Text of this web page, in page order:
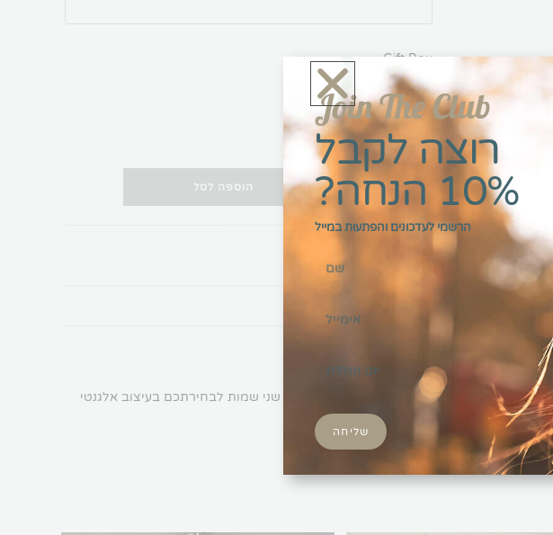
Gift Box
-
+ הוספה לסל
ומרגש, המסמל אהבה וקשר אינסופי בין שני אנשים. כוללת שני שמות לבחירתכם בעיצוב אלגנטי
יקר ללבכם.
Join The Club
רוצה לקבל
10% הנחה?
הרשמי לעדכונים והפתעות במייל
שליחה